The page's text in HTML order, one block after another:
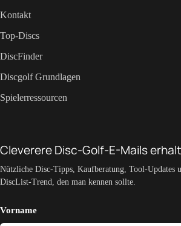
Kontakt
Top-Discs
DiscFinder
Discgolf Grundlagen
Spielerressourcen
Cleverere Disc-Golf-E-Mails
Nützliche Disc-Tipps, Kaufberatung, Tool-Updates
DiscList-Trend, den man kennen sollte.
Vorname